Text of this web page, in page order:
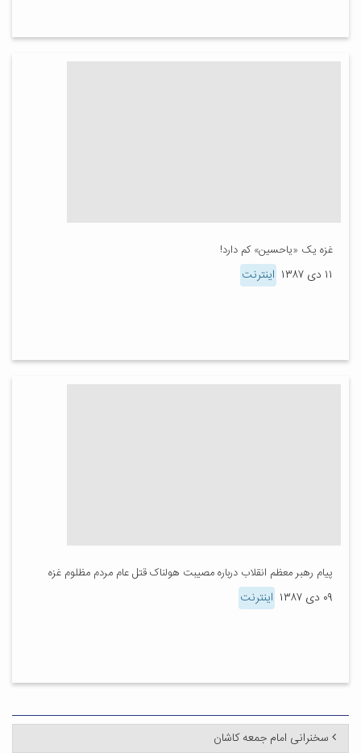
غزه یک «یاحسین» کم دارد!
۱۱ دی ۱۳۸۷ اینترنت
پیام رهبر معظم انقلاب درباره مصیبت هولناک قتل عام مردم مظلوم غزه
۰۹ دی ۱۳۸۷ اینترنت
سخنرانی امام جمعه کاشان